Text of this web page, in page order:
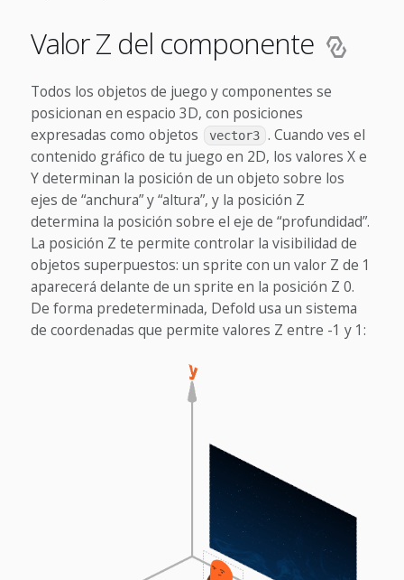
Valor Z del componente
Todos los objetos de juego y componentes se
posicionan en espacio 3D, con posiciones
expresadas como objetos
vector3 . Cuando ves el
contenido gráfico de tu juego en 2D, los valores X e
Y determinan la posición de un objeto sobre los
ejes de “anchura” y “altura”, y la posición Z
determina la posición sobre el eje de “profundidad”.
La posición Z te permite controlar la visibilidad de
objetos superpuestos: un sprite con un valor Z de 1
aparecerá delante de un sprite en la posición Z 0.
De forma predeterminada, Defold usa un sistema
de coordenadas que permite valores Z entre -1 y 1: